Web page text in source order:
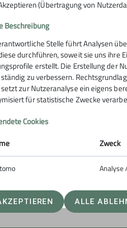
Ausflüge.
oder per Mail bei uns.
uns
(Übertragung von
Beschreibung
Stelle führt Analysen
durchführen, soweit sie uns ihre
erstellt. Die Erstellung der
zu verbessern.
zur Nutzeranalyse ein eigens
für statistische Zwecke
Cookies
Zweck
Analyse
ALLE